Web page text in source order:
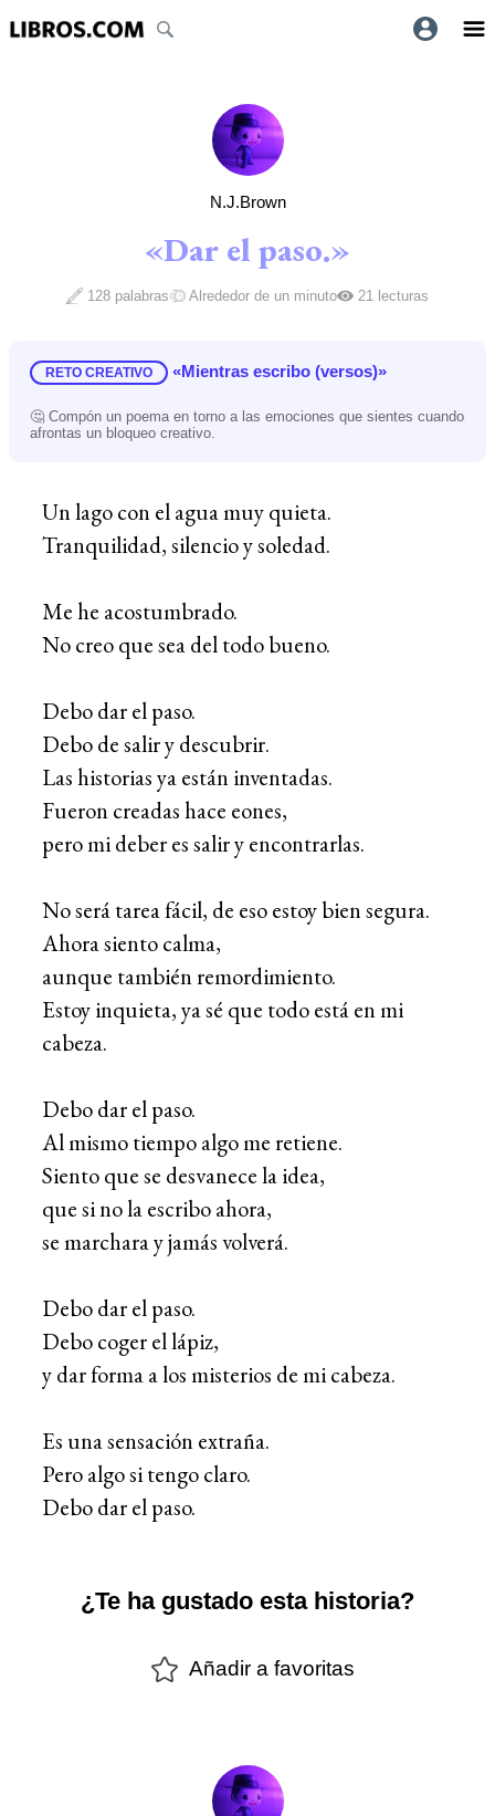
N.J.Brown
«Dar el paso.»
128 palabras Alrededor de un minuto 21 lecturas
RETO CREATIVO «Mientras escribo (versos)»
🤔 Compón un poema en torno a las emociones que sientes cuando
afrontas un bloqueo creativo.
Un lago con el agua muy quieta.
Tranquilidad, silencio y soledad.
Me he acostumbrado.
No creo que sea del todo bueno.
Debo dar el paso.
Debo de salir y descubrir.
Las historias ya están inventadas.
Fueron creadas hace eones,
pero mi deber es salir y encontrarlas.
No será tarea fácil, de eso estoy bien segura.
Ahora siento calma,
aunque también remordimiento.
Estoy inquieta, ya sé que todo está en mi
cabeza.
Debo dar el paso.
Al mismo tiempo algo me retiene.
Siento que se desvanece la idea,
que si no la escribo ahora,
se marchara y jamás volverá.
Debo dar el paso.
Debo coger el lápiz,
y dar forma a los misterios de mi cabeza.
Es una sensación extraña.
Pero algo si tengo claro.
Debo dar el paso.
¿Te ha gustado esta historia?
Añadir a favoritas